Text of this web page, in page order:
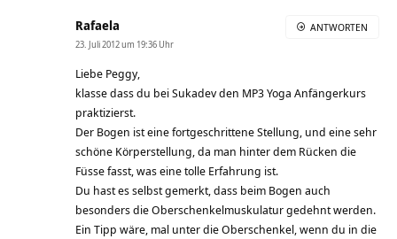
Rafaela
23. Juli 2012 um 19:36 Uhr
Liebe Peggy,
klasse dass du bei Sukadev den MP3 Yoga Anfängerkurs
praktizierst.
Der Bogen ist eine fortgeschrittene Stellung, und eine sehr
schöne Körperstellung, da man hinter dem Rücken die
Füsse fasst, was eine tolle Erfahrung ist.
Du hast es selbst gemerkt, dass beim Bogen auch
besonders die Oberschenkelmuskulatur gedehnt werden.
Ein Tipp wäre, mal unter die Oberschenkel, wenn du in die
ANTWORTEN